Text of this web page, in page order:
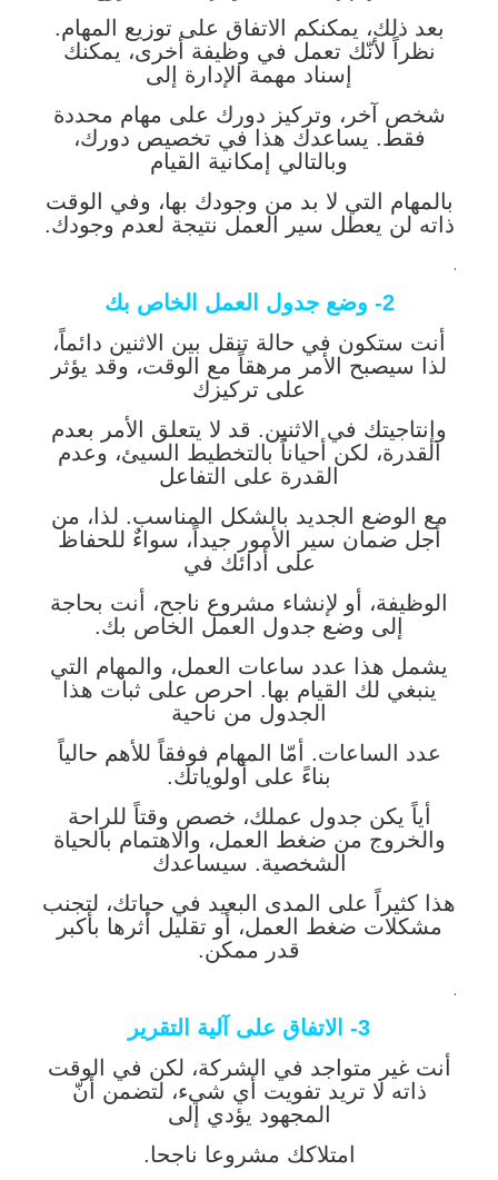
بعد ذلك، يمكنكم الاتفاق على توزيع المهام.
نظراً لأنّك تعمل في وظيفة أخرى، يمكنك
إسناد مهمة الإدارة إلى
شخص آخر، وتركيز دورك على مهام محددة
فقط. يساعدك هذا في تخصيص دورك،
وبالتالي إمكانية القيام
بالمهام التي لا بد من وجودك بها، وفي الوقت
ذاته لن يعطل سير العمل نتيجة لعدم وجودك.
.
2- وضع جدول العمل الخاص بك
أنت ستكون في حالة تنقل بين الاثنين دائماً،
لذا سيصبح الأمر مرهقاً مع الوقت، وقد يؤثر
على تركيزك
وإنتاجيتك في الاثنين. قد لا يتعلق الأمر بعدم
القدرة، لكن أحياناً بالتخطيط السيئ، وعدم
القدرة على التفاعل
مع الوضع الجديد بالشكل المناسب. لذا، من
أجل ضمان سير الأمور جيداً، سواءٌ للحفاظ
على أدائك في
الوظيفة، أو لإنشاء مشروع ناجح، أنت بحاجة
إلى وضع جدول العمل الخاص بك.
يشمل هذا عدد ساعات العمل، والمهام التي
ينبغي لك القيام بها. احرص على ثبات هذا
الجدول من ناحية
عدد الساعات. أمّا المهام فوفقاً للأهم حالياً
بناءً على أولوياتك.
أياً يكن جدول عملك، خصص وقتاً للراحة
والخروج من ضغط العمل، والاهتمام بالحياة
الشخصية. سيساعدك
هذا كثيراً على المدى البعيد في حياتك، لتجنب
مشكلات ضغط العمل، أو تقليل أثرها بأكبر
قدر ممكن.
.
3- الاتفاق على آلية التقرير
أنت غير متواجد في الشركة، لكن في الوقت
ذاته لا تريد تفويت أي شيء، لتضمن أنّ
المجهود يؤدي إلى
امتلاكك مشروعا ناجحا.